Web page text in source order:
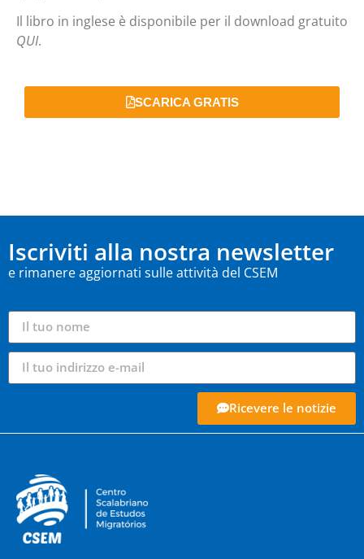
Il libro in inglese è disponibile per il download gratuito
QUI.
SCARICA GRATIS
Iscriviti alla nostra newsletter
e rimanere aggiornati sulle attività del CSEM
Ricevere le notizie